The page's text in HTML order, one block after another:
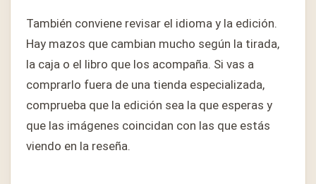
También conviene revisar el idioma y la edición.
Hay mazos que cambian mucho según la tirada,
la caja o el libro que los acompaña. Si vas a
comprarlo fuera de una tienda especializada,
comprueba que la edición sea la que esperas y
que las imágenes coincidan con las que estás
viendo en la reseña.